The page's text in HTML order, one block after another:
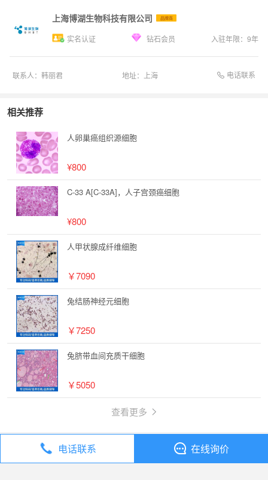
上海博湖生物科技有限公司 品牌商
实名认证 钻石会员 入驻年限： 9年
联系人： 韩丽君 地址： 上海 电话联系
相关推荐
人卵巢癌组织源细胞
¥800
C-33 A[C-33A]，人子宫颈癌细胞
¥800
人甲状腺成纤维细胞
￥7090
兔结肠神经元细胞
￥7250
兔脐带血间充质干细胞
￥5050
查看更多
全部分类 细胞库 / 细胞培养 兔胎盘间充质干细胞
电话联系 在线询价